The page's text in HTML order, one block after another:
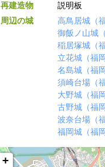
再建造物
説明板
周辺の城
高鳥居城（
御飯ノ山城
稲居塚城（
立花城（福
名島城（福
須崎台場（
大野城（福
古野城（福
波奈台場（
福岡城（福
+